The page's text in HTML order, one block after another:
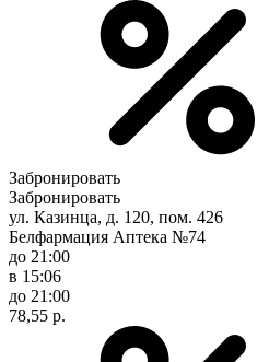
Забронировать
Забронировать
ул. Казинца, д. 120, пом. 426
Белфармация Аптека №74
до 21:00
в 15:06
до 21:00
78,55 р.